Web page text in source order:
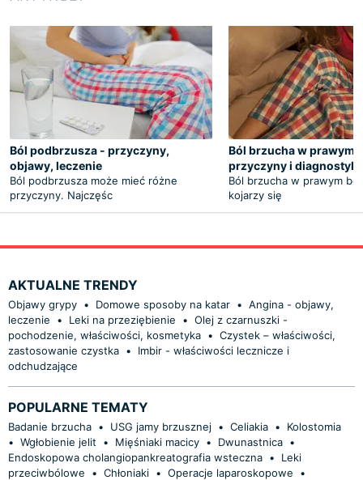
Ból podbrzusza - przyczyny,
objawy, leczenie
Ból podbrzusza może mieć różne
przyczyny. Najczęśc
Ból brzucha w prawym
przyczyny i diagnostyka
Ból brzucha w prawym
kojarzy się
AKTUALNE TRENDY
Objawy grypy • Domowe sposoby na katar • Angina - objawy,
leczenie
• Leki na przeziębienie • Olej z czarnuszki -
pochodzenie, właściwości, kosmetyka • Czystek – właściwości,
zastosowanie czystka •
Imbir - właściwości lecznicze i
odchudzające
POPULARNE TEMATY
Badanie brzucha • USG jamy brzusznej • Celiakia •
Kolostomia
• Wgłobienie jelit • Mięśniaki macicy • Dwunastnica •
Endoskopowa cholangiopankreatografia wsteczna •
Leki
przeciwbólowe
• Chłoniaki • Operacje laparoskopowe
•